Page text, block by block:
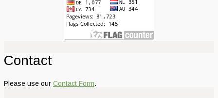
Contact
Please use our Contact Form.